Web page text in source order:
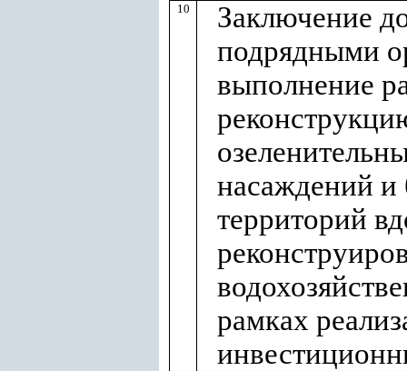
10
Заключение
подрядными
выполнение
насаждений и
территорий
рамках